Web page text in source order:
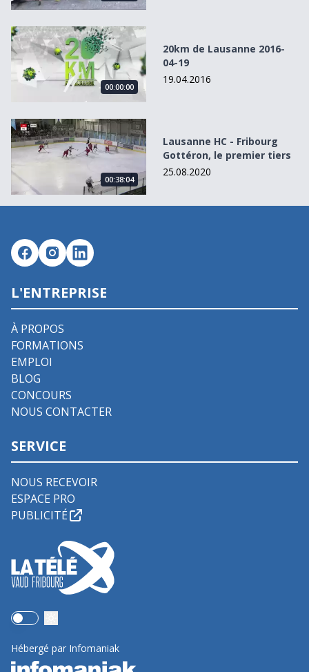
20km de Lausanne 2016-04-19
00:00:00
20km de Lausanne 2016-
04-19
19.04.2016
Lausanne HC - Fribourg Gottéron, le premier tiers
00:38:04
Lausanne HC - Fribourg
Gottéron, le premier tiers
25.08.2020
L'ENTREPRISE
À PROPOS
FORMATIONS
EMPLOI
BLOG
CONCOURS
NOUS CONTACTER
SERVICE
NOUS RECEVOIR
ESPACE PRO
PUBLICITÉ
Use setting
Hébergé par Infomaniak